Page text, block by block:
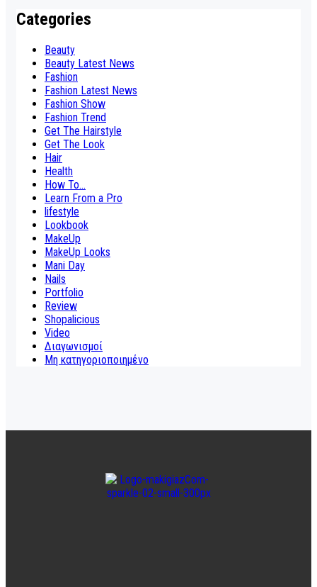
Categories
Beauty
Beauty Latest News
Fashion
Fashion Latest News
Fashion Show
Fashion Trend
Get The Hairstyle
Get The Look
Hair
Health
How To...
Learn From a Pro
lifestyle
Lookbook
MakeUp
MakeUp Looks
Mani Day
Nails
Portfolio
Review
Shopalicious
Video
Διαγωνισμοί
Μη κατηγοριοποιημένο